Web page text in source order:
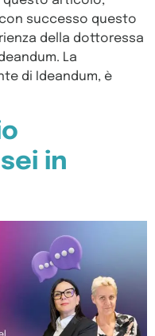
successo questo
della dottoressa
La
di Ideandum, è
in